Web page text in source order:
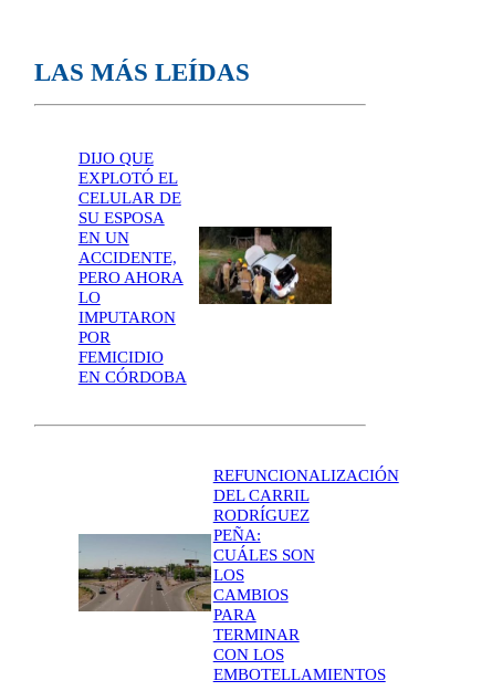
LAS MÁS LEÍDAS
DIJO QUE
EXPLOTÓ EL
CELULAR DE
SU ESPOSA
EN UN
ACCIDENTE,
PERO AHORA
LO
IMPUTARON
POR
FEMICIDIO
EN CÓRDOBA
REFUNCIONALIZACIÓN
DEL CARRIL
RODRÍGUEZ
PEÑA:
CUÁLES SON
LOS
CAMBIOS
PARA
TERMINAR
CON LOS
EMBOTELLAMIENTOS